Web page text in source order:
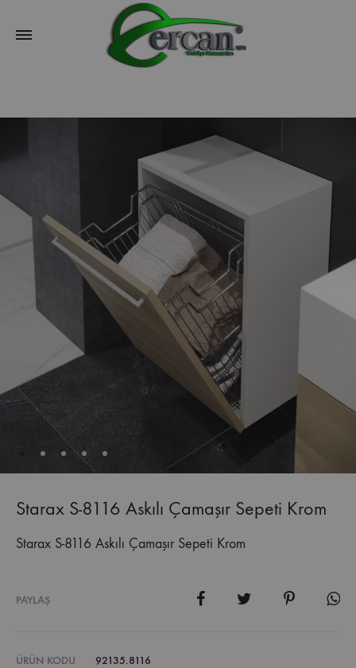
Starax S-8116 Askılı Çamaşır Sepeti Krom
Starax S-8116 Askılı Çamaşır Sepeti Krom
PAYLAŞ
ÜRÜN KODU
92135.8116